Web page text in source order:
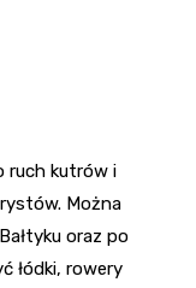
ruch kutrów i
Można
oraz po
łódki, rowery